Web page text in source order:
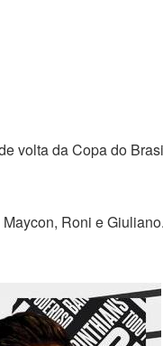
volta da Copa do
Roni e Giuliano.